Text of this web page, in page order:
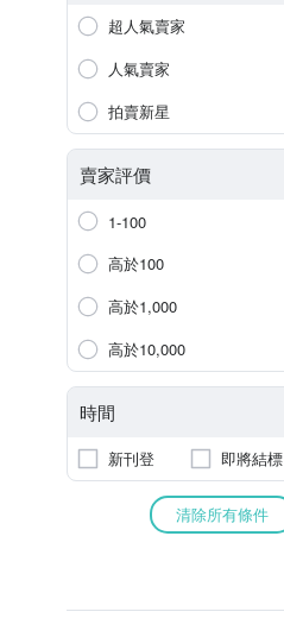
超人氣賣家
人氣賣家
拍賣新星
賣家評價
1-100
高於100
高於1,000
高於10,000
時間
新刊登 即將結標
清除所有條件